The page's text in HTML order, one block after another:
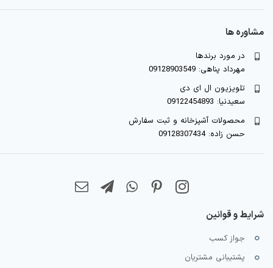
مشاوره ها
در مورد برندها
مهرداد پناهی: 09128903549
تلویزیون ال ای دی
سعیدنیا: 09122454893
محصولات آشپزخانه و ثبت سفارش
حسن زاده: 09128307434
شرایط و قوانین
جواز کسب
پشتیبانی مشتریان